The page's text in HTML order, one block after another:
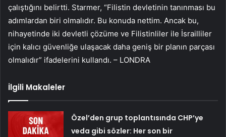
çalıştığını belirtti. Starmer, “Filistin devletinin tanınması bu
adımlardan biri olmalıdır. Bu konuda nettim. Ancak bu,
nihayetinde iki devletli çözüme ve Filistinliler ile İsrailliler
için kalıcı güvenliğe ulaşacak daha geniş bir planın parçası
olmalıdır” ifadelerini kullandı. – LONDRA
İlgili Makaleler
Özel’den grup toplantısında CHP’ye
veda gibi sözler: Her son bir